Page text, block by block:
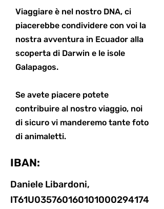
Viaggiare è nel nostro DNA, ci
piacerebbe condividere con voi la
nostra avventura in Ecuador alla
scoperta di Darwin e le isole
Galapagos.
Se avete piacere potete
contribuire al nostro viaggio, noi
di sicuro vi manderemo tante foto
di animaletti.
IBAN:
Daniele Libardoni,
IT61U035760160101000294174